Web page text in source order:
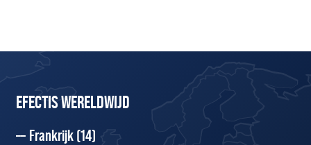
EFECTIS WERELDWIJD
Frankrijk(14)